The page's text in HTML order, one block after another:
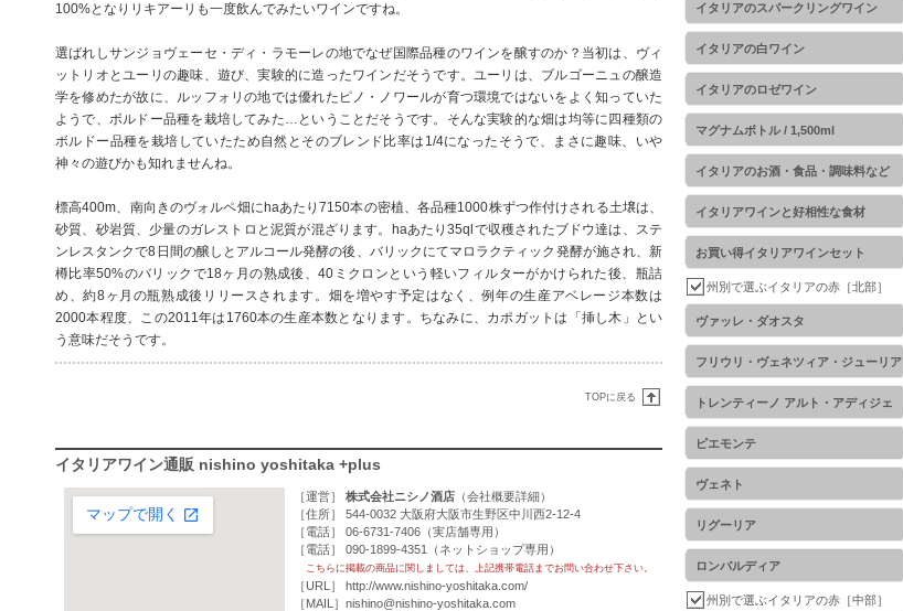
100%となりリキアーリも一度飲んでみたいワインですね。
選ばれしサンジョヴェーセ・ディ・ラモーレの地でなぜ国際品種のワインを醸すのか？当初は、ヴィ
ットリオとユーリの趣味、遊び、実験的に造ったワインだそうです。ユーリは、ブルゴーニュの醸造
学を修めたが故に、ルッフォリの地では優れたピノ・ノワールが育つ環境ではないをよく知っていた
ようで、ボルドー品種を栽培してみた…ということだそうです。そんな実験的な畑は均等に四種類の
ボルドー品種を栽培していたため自然とそのブレンド比率は1/4になったそうで、まさに趣味、いや
神々の遊びかも知れませんね。
標高400m、南向きのヴォルペ畑にhaあたり7150本の密植、各品種1000株ずつ作付けされる土壌は、
砂質、砂岩質、少量のガレストロと泥質が混ざります。haあたり35qlで収穫されたブドウ達は、ステ
ンレスタンクで8日間の醸しとアルコール発酵の後、バリックにてマロラクティック発酵が施され、新
樽比率50%のバリックで18ヶ月の熟成後、40ミクロンという軽いフィルターがかけられた後、瓶詰
め、約8ヶ月の瓶熟成後リリースされます。畑を増やす予定はなく、例年の生産アベレージ本数は
2000本程度、この2011年は1760本の生産本数となります。ちなみに、カポガットは「挿し木」とい
う意味だそうです。
TOPに戻る
イタリアワイン通販 nishino yoshitaka +plus
［運営］ 株式会社ニシノ酒店 （会社概要詳細）
［住所］ 544-0032 大阪府大阪市生野区中川西2-12-4
［電話］ 06-6731-7406（実店舗専用）
［電話］ 090-1899-4351（ネットショップ専用）
こちらに掲載の商品に関しましては、上記携帯電話までお問い合わせ下さい。
［URL］ http://www.nishino-yoshitaka.com/
［MAIL］ nishino@nishino-yoshitaka.com
イタリアのスパークリングワイン
イタリアの白ワイン
イタリアのロゼワイン
マグナムボトル / 1,500ml
イタリアのお酒・食品・調味料など
イタリアワインと好相性な食材
お買い得イタリアワインセット
州別で選ぶイタリアの赤［北部］
ヴァッレ・ダオスタ
フリウリ・ヴェネツィア・ジューリア
トレンティーノ アルト・アディジェ
ピエモンテ
ヴェネト
リグーリア
ロンバルディア
州別で選ぶイタリアの赤［中部］